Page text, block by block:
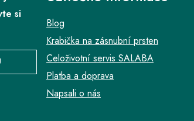
si
Blog
Krabička na zásnubní prsten
Celoživotní servis SALABA
Platba a doprava
Napsali o nás